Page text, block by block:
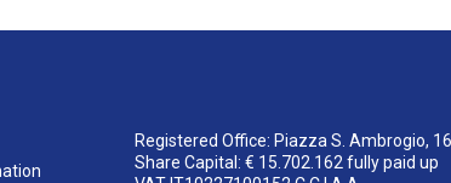
Registered Office: Piazza S. Ambrogio,
Share Capital: € 15.702.162 fully paid up